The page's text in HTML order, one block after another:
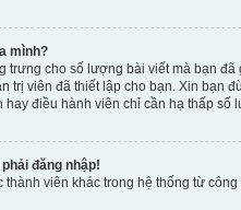
mình?
cho số lượng bài viết mà bạn
viên đã thiết lập cho bạn. Xin
điều hành viên chỉ cần hạ thấp số
đăng nhập!
viên khác trong hệ thống từ